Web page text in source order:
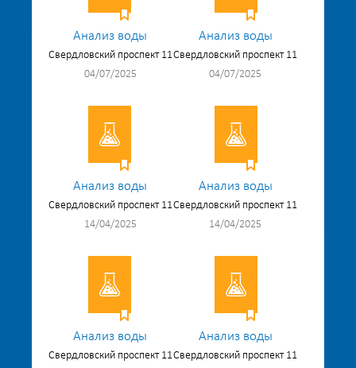
Анализ воды
Свердловский проспект 11
04/07/2025
Анализ воды
Свердловский проспект 11
04/07/2025
Анализ воды
Свердловский проспект 11
14/04/2025
Анализ воды
Свердловский проспект 11
14/04/2025
Анализ воды
Свердловский проспект 11
Анализ воды
Свердловский проспект 11